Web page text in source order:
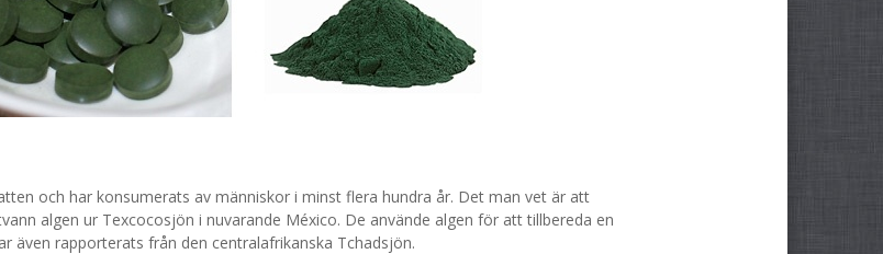
och har konsumerats av människor i minst flera hundra år. Det man vet är att
algen ur Texcocosjön i nuvarande México. De använde algen för att tillbereda en
även rapporterats från den centralafrikanska Tchadsjön.